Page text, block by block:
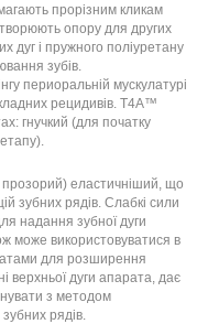
прорізним кликам
опору для других
дуг і пружного поліуретану
зубів.
периоральній мускулатурі
рецидивів. T4A™
гнучкий (для початку
еластичніший, що
зубних рядів. Слабкі сили
надання зубної дуги
може використовуватися в
для розширення
верхньої дуги апарата, дає
з методом
рядів.